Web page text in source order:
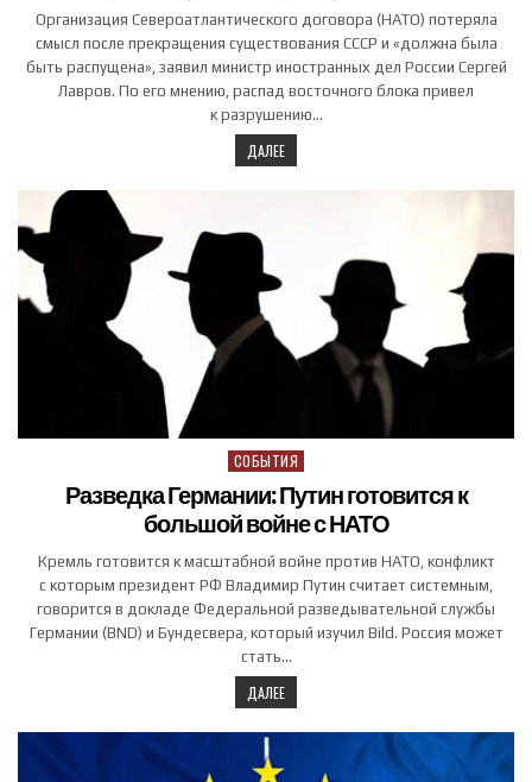
Организация Североатлантического договора (НАТО) потеряла
смысл после прекращения существования СССР и «должна была
быть распущена», заявил министр иностранных дел России Сергей
Лавров. По его мнению, распад восточного блока привел
к разрушению…
ДАЛЕЕ
Posted in
СОБЫТИЯ
Разведка Германии: Путин готовится к
большой войне с НАТО
Кремль готовится к масштабной войне против НАТО, конфликт
с которым президент РФ Владимир Путин считает системным,
говорится в докладе Федеральной разведывательной службы
Германии (BND) и Бундесвера, который изучил Bild. Россия может
стать…
ДАЛЕЕ